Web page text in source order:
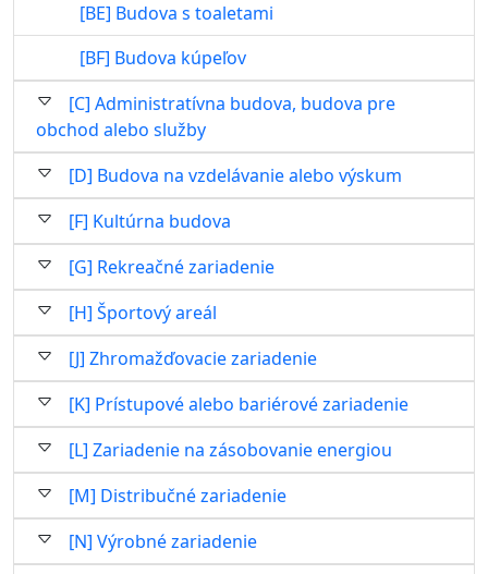
[BE] Budova s toaletami
[BF] Budova kúpeľov
[C] Administratívna budova, budova pre
obchod alebo služby
[D] Budova na vzdelávanie alebo výskum
[F] Kultúrna budova
[G] Rekreačné zariadenie
[H] Športový areál
[J] Zhromažďovacie zariadenie
[K] Prístupové alebo bariérové zariadenie
[L] Zariadenie na zásobovanie energiou
[M] Distribučné zariadenie
[N] Výrobné zariadenie